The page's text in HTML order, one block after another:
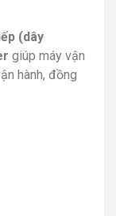
(dây
giúp máy vận
hành, đồng